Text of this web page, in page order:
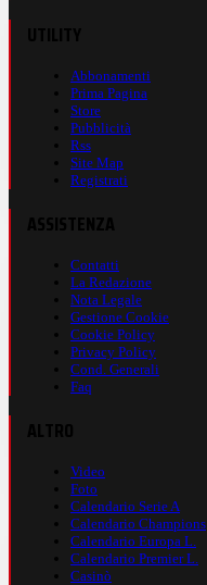
Abbonamenti
Prima Pagina
Store
Pubblicità
Rss
Site Map
Registrati
Contatti
La Redazione
Nota Legale
Gestione Cookie
Cookie Policy
Privacy Policy
Cond. Generali
Faq
Video
Foto
Calendario Serie A
Calendario Champions
Calendario Europa L.
Calendario Premier L.
Casinò